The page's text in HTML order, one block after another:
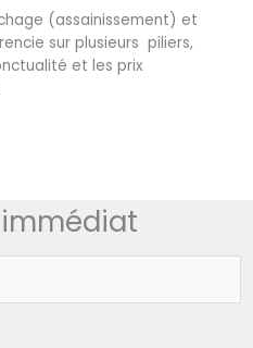
(assainissement) et
sur plusieurs piliers,
et les prix